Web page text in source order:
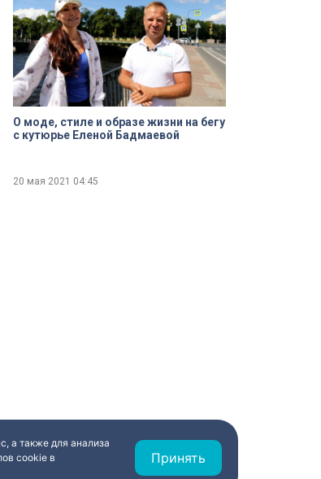
О моде, стиле и образе жизни на бегу
с кутюрье Еленой Бадмаевой
20 мая 2021 04:45
а также для анализа
cookie в
Принять